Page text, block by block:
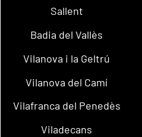
Sallent
Badia del Vallès
Vilanova i la Geltrú
Vilanova del Camí
Vilafranca del Penedès
Viladecans